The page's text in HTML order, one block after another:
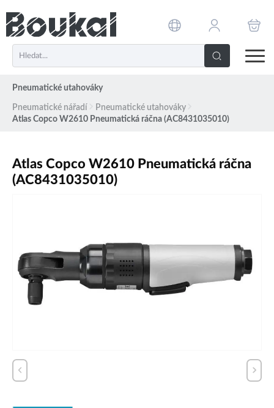
Pneumatické utahováky
Pneumatické nářadí
Pneumatické utahováky
Atlas Copco W2610 Pneumatická ráčna (AC8431035010)
Atlas Copco W2610 Pneumatická ráčna
(AC8431035010)